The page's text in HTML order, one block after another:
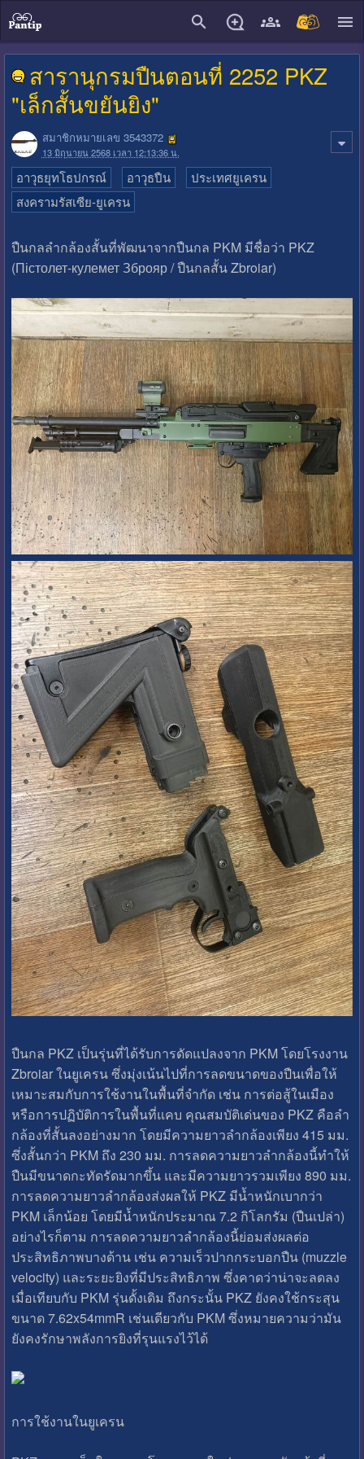
สารานุกรมปืนตอนที่ 2252 PKZ
"เล็กสั้นขยันยิง"
สมาชิกหมายเลข 3543372
13 มิถุนายน 2568 เวลา 12:13:36 น.
อาวุธยุทโธปกรณ์ อาวุธปืน
ประเทศยูเครน
สงครามรัสเซีย-ยูเครน
ปืนกลลำกล้องสั้นที่พัฒนาจากปืนกล PKM มีชื่อว่า PKZ
(Пістолет-кулемет Зброяр / ปืนกลสั้น Zbroiar)
ปืนกล PKZ เป็นรุ่นที่ได้รับการดัดแปลงจาก PKM โดยโรงงาน
Zbroiar ในยูเครน ซึ่งมุ่งเน้นไปที่การลดขนาดของปืนเพื่อให้
เหมาะสมกับการใช้งานในพื้นที่จำกัด เช่น การต่อสู้ในเมือง
หรือการปฏิบัติการในพื้นที่แคบ คุณสมบัติเด่นของ PKZ คือลำ
กล้องที่สั้นลงอย่างมาก โดยมีความยาวลำกล้องเพียง 415 มม.
ซึ่งสั้นกว่า PKM ถึง 230 มม. การลดความยาวลำกล้องนี้ทำให้
ปืนมีขนาดกะทัดรัดมากขึ้น และมีความยาวรวมเพียง 890 มม.
การลดความยาวลำกล้องส่งผลให้ PKZ มีน้ำหนักเบากว่า
PKM เล็กน้อย โดยมีน้ำหนักประมาณ 7.2 กิโลกรัม (ปืนเปล่า)
อย่างไรก็ตาม การลดความยาวลำกล้องนี้ย่อมส่งผลต่อ
ประสิทธิภาพบางด้าน เช่น ความเร็วปากกระบอกปืน (muzzle
velocity) และระยะยิงที่มีประสิทธิภาพ ซึ่งคาดว่าน่าจะลดลง
เมื่อเทียบกับ PKM รุ่นดั้งเดิม ถึงกระนั้น PKZ ยังคงใช้กระสุน
ขนาด 7.62x54mmR เช่นเดียวกับ PKM ซึ่งหมายความว่ามัน
ยังคงรักษาพลังการยิงที่รุนแรงไว้ได้
การใช้งานในยูเครน
close